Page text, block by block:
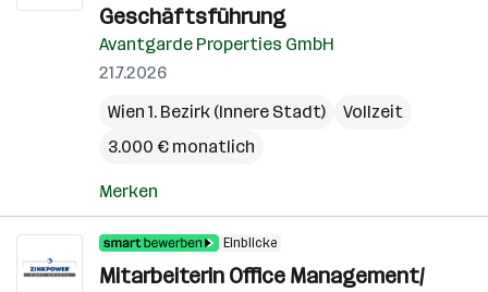
Geschäftsführung
Avantgarde Properties GmbH
21.7.2026
Wien 1. Bezirk (Innere Stadt)
Vollzeit
3.000 € monatlich
Merken
Einblicke
Mitarbeiterin Office Management/